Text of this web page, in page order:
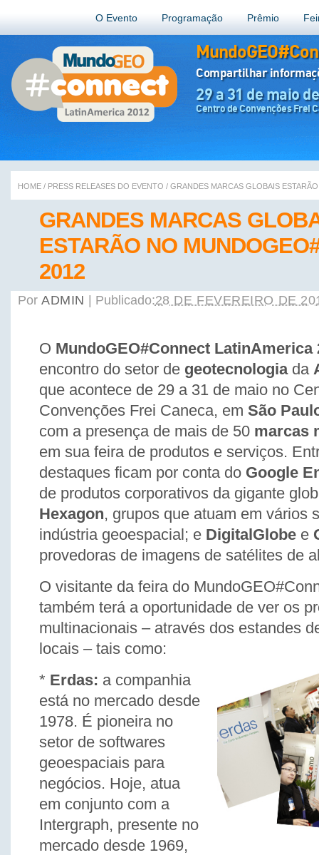
O Evento Programação Prêmio
Compartilhar
29 a 31 de maio
Centro de Convenções Frei
GRANDES MARCAS
ESTARÃO NO
2012
HOME / PRESS RELEASES DO EVENTO / GRANDES MARCAS GLOBAIS
Por ADMIN Publicado:28 DE FEVEREIRO DE
O MundoGEO#Connect LatinAmerica
encontro do setor de geotecnologiada
que acontece de 29 a 31 de maio no
Convenções Frei Caneca, em São
com a presença de mais de 50 marcas
em sua feira de produtos e serviços.
destaques ficam por conta do Google
de produtos corporativos da gigante
Hexagon, grupos que atuam em vários
indústria geoespacial; e DigitalGlobe e
provedoras de imagens de satélites de
O visitante da feira do
também terá a oportunidade de ver os
multinacionais – através dos estandes
locais – tais como:
* Erdas: a companhia
está no mercado desde
1978. É pioneira no
setor de softwares
geoespaciais para
negócios. Hoje, atua
em conjunto com a
Intergraph, presente no
mercado desde 1969,